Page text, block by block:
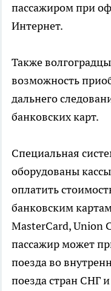
пассажиром при
Интернет.
Также
возможность
дальнего
банковских карт.
Специальная
оборудованы
оплатить
банковским
MasterCard, Union
пассажир может
поезда во
поезда стран СНГ